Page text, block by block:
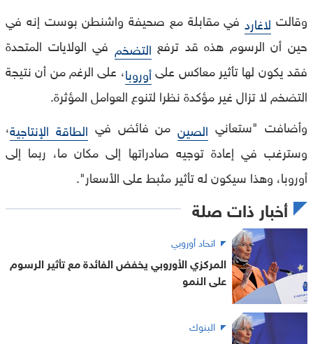
وقالت لاغارد في مقابلة مع صحيفة واشنطن بوست إنه في
حين أن الرسوم هذه قد ترفع التضخم في الولايات المتحدة
فقد يكون لها تأثير معاكس علىأوروبا، على الرغم من أن نتيجة
التضخم لا تزال غير مؤكدة نظرا لتنوع العوامل المؤثرة.
وأضافت "ستعاني الصين من فائض في الطاقة الإنتاجية،
وسترغب في إعادة توجيه صادراتها إلى مكان ما، ربما إلى
أوروبا، وهذا سيكون له تأثير مثبط على الأسعار".
أخبار ذات صلة
اتحاد أوروبي
المركزي الأوروبي يخفض الفائدة مع تأثير الرسوم
على النمو
البنوك